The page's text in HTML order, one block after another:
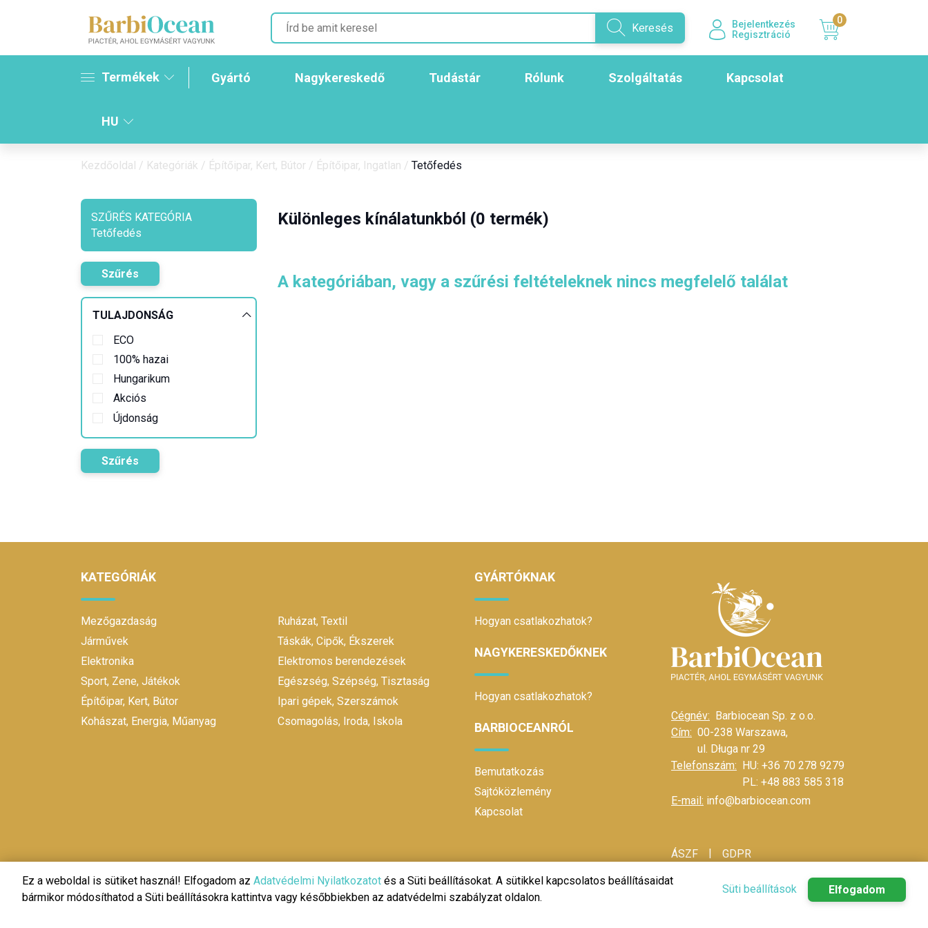
Keresés
Bejelentkezés
Regisztráció
0
Termékek Gyártó Nagykereskedő Tudástár Rólunk Szolgáltatás Kapcsolat
HU
Kezdőoldal / Kategóriák / Építőipar, Kert, Bútor / Építőipar, Ingatlan / Tetőfedés
SZŰRÉS KATEGÓRIA
Tetőfedés
Szűrés
TULAJDONSÁG
ECO
100% hazai
Hungarikum
Akciós
Újdonság
Szűrés
Különleges kínálatunkból (0 termék)
A kategóriában, vagy a szűrési feltételeknek nincs megfelelő találat
KATEGÓRIÁK
Mezőgazdaság
Járművek
Elektronika
Sport, Zene, Játékok
Építőipar, Kert, Bútor
Kohászat, Energia, Műanyag
Ruházat, Textil
Táskák, Cipők, Ékszerek
Elektromos berendezések
Egészség, Szépség, Tisztaság
Ipari gépek, Szerszámok
Csomagolás, Iroda, Iskola
GYÁRTÓKNAK
Hogyan csatlakozhatok?
NAGYKERESKEDŐKNEK
Hogyan csatlakozhatok?
BARBIOCEANRÓL
Bemutatkozás
Sajtóközlemény
Kapcsolat
Cégnév: Barbiocean Sp. z o.o.
Cím: 00-238 Warszawa,
ul. Długa nr 29
Telefonszám: HU: +36 70 278 9279
PL: +48 883 585 318
E-mail: info@barbiocean.com
ÁSZF GDPR
@ 2020 | Design és fejlesztés:
Ez a weboldal is sütiket használ! Elfogadom az Adatvédelmi Nyilatkozatot és a Süti beállításokat. A sütikkel kapcsolatos beállításaidat
bármikor módosíthatod a Süti beállításokra kattintva vagy későbbiekben az adatvédelmi szabályzat oldalon.
Süti beállítások Elfogadom